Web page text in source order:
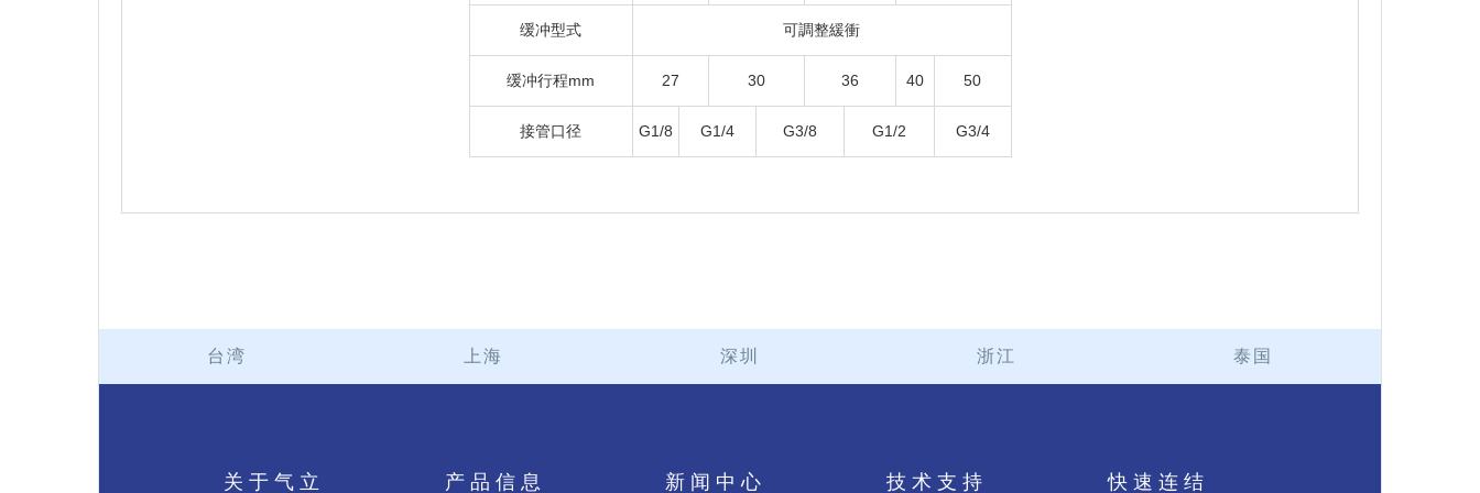
缓冲型式 可調整緩衝
缓冲行程mm 27 30 36 40 50
接管口径 G1/8 G1/4 G3/8 G1/2 G3/4
台湾 上海 深圳 浙江 泰国
关于气立 产品信息 新闻中心 技术支持 快速连结